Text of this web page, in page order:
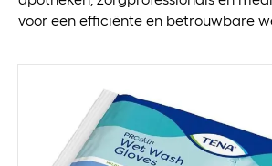
voor een efficiënte en betrouwbare